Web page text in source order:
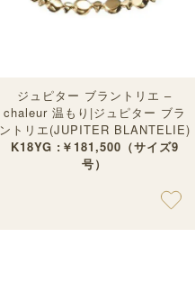
ジュピター ブラントリエ –
chaleur 温もり|ジュピター ブラ
ントリエ(JUPITER BLANTELIE)
K18YG :￥181,500（サイズ9
号）